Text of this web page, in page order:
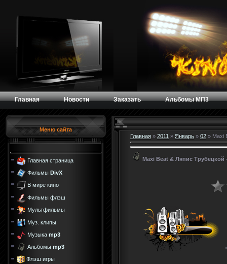
Главная Новости Заказать Альбомы МП3
Меню сайта
Главная страница
Фильмы DivX
В мире кино
Фильмы флэш
Мультфильмы
Муз. клипы
Музыка mp3
Альбомы mp3
Флэш игры
Главная » 2011 » Январь » 02 » Maxi
Maxi Beat & Ляпис